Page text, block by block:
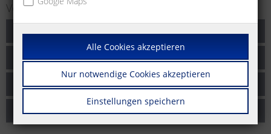
Verkabelungslösungen für Netzwerke
Broschüren
Produktinformationen
Application Notes
Alle Cookies akzeptieren
Nur notwendige Cookies akzeptieren
Einstellungen speichern